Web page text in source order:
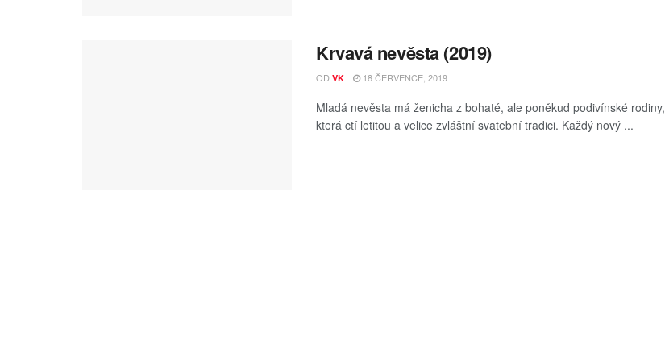
Krvavá nevěsta (2019)
OD VK 18 ČERVENCE, 2019
Mladá nevěsta má ženicha z bohaté, ale poněkud podivínské rodiny,
která ctí letitou a velice zvláštní svatební tradici. Každý nový ...